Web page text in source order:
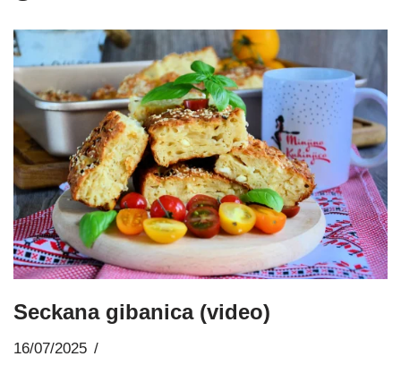
Seckana gibanica (video)
16/07/2025